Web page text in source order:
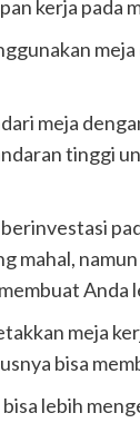
kerja pada
meja
tinggi
mahal,
meja
bisa
lebih